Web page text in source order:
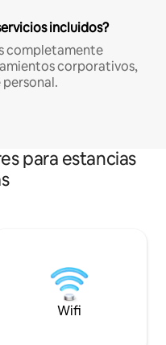
incluidos?
completamente
corporativos,
para estancias
Wifi